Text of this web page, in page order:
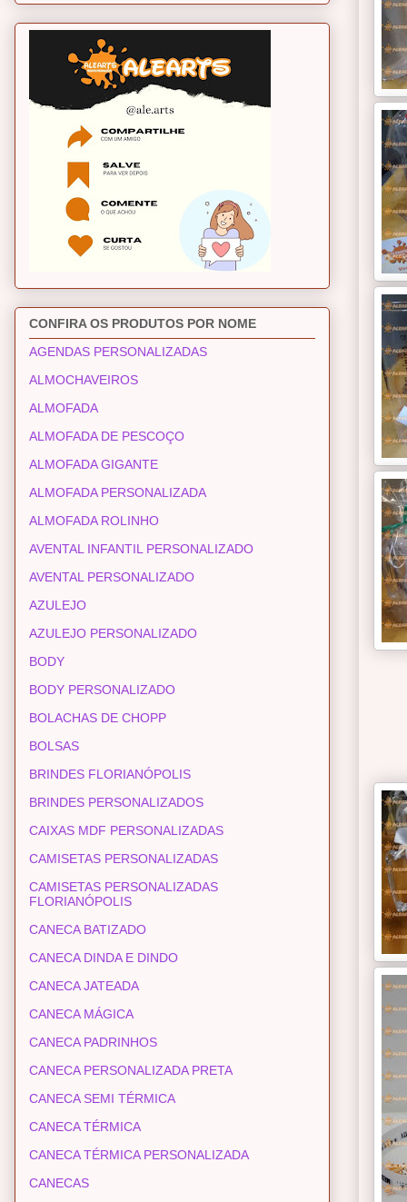
CONFIRA OS PRODUTOS POR NOME
AGENDAS PERSONALIZADAS
ALMOCHAVEIROS
ALMOFADA
ALMOFADA DE PESCOÇO
ALMOFADA GIGANTE
ALMOFADA PERSONALIZADA
ALMOFADA ROLINHO
AVENTAL INFANTIL PERSONALIZADO
AVENTAL PERSONALIZADO
AZULEJO
AZULEJO PERSONALIZADO
BODY
BODY PERSONALIZADO
BOLACHAS DE CHOPP
BOLSAS
BRINDES FLORIANÓPOLIS
BRINDES PERSONALIZADOS
CAIXAS MDF PERSONALIZADAS
CAMISETAS PERSONALIZADAS
CAMISETAS PERSONALIZADAS
FLORIANÓPOLIS
CANECA BATIZADO
CANECA DINDA E DINDO
CANECA JATEADA
CANECA MÁGICA
CANECA PADRINHOS
CANECA PERSONALIZADA PRETA
CANECA SEMI TÉRMICA
CANECA TÉRMICA
CANECA TÉRMICA PERSONALIZADA
CANECAS